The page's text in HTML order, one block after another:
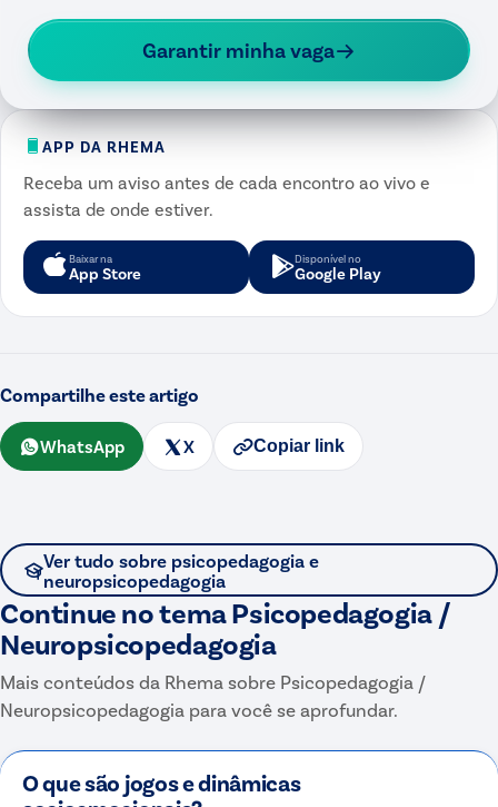
Garantir minha vaga
APP DA RHEMA
Receba um aviso antes de cada encontro ao vivo e
assista de onde estiver.
Baixar na
App Store
Disponível no
Google Play
Compartilhe este artigo
WhatsApp X Copiar link
Ver tudo sobre psicopedagogia e
neuropsicopedagogia
Continue no temaPsicopedagogia /
Neuropsicopedagogia
Mais conteúdos da Rhema sobre Psicopedagogia /
Neuropsicopedagogia para você se aprofundar.
O que são jogos e dinâmicas